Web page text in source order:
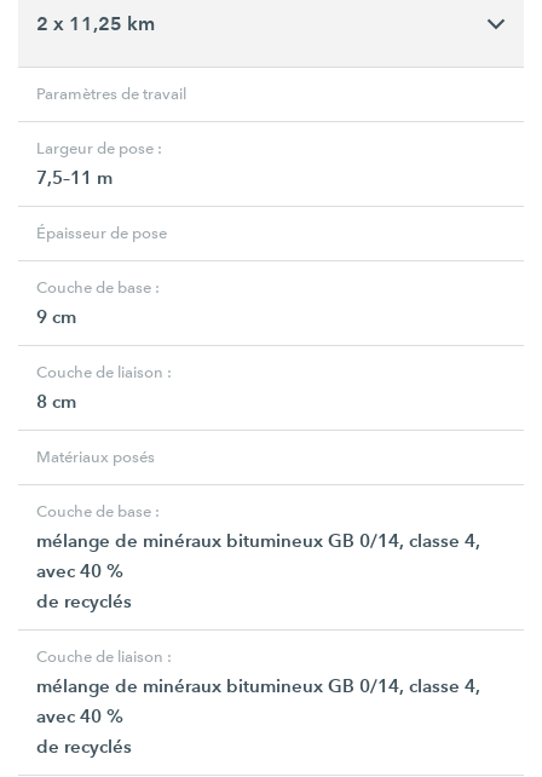
2 x 11,25 km
Paramètres de travail
Largeur de pose :
7,5–11 m
Épaisseur de pose
Couche de base :
9 cm
Couche de liaison :
8 cm
Matériaux posés
Couche de base :
mélange de minéraux bitumineux GB 0/14, classe 4,
avec 40 %
de recyclés
Couche de liaison :
mélange de minéraux bitumineux GB 0/14, classe 4,
avec 40 %
de recyclés